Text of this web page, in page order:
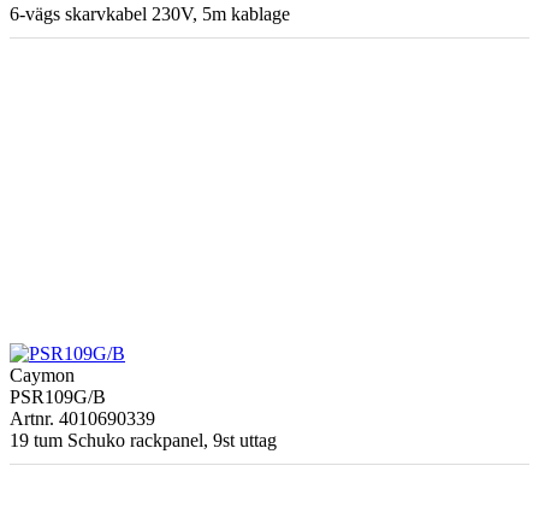
6-vägs skarvkabel 230V, 5m kablage
Caymon
PSR109G/B
Artnr. 4010690339
19 tum Schuko rackpanel, 9st uttag